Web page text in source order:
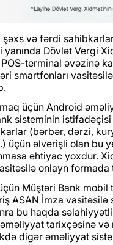
şəxs və fərdi
Dövlət Vergi
terminal əvəzinə
smartfonları
üçün Android
sisteminin
(bərbər, dərzi,
üçün əlverişli olan bu
ehtiyac yoxdur.
onlayn
Müştəri Bank
ASAN İmza vasitəsilə
bu haqda
tarixçəsinə və
digər əməliyyat